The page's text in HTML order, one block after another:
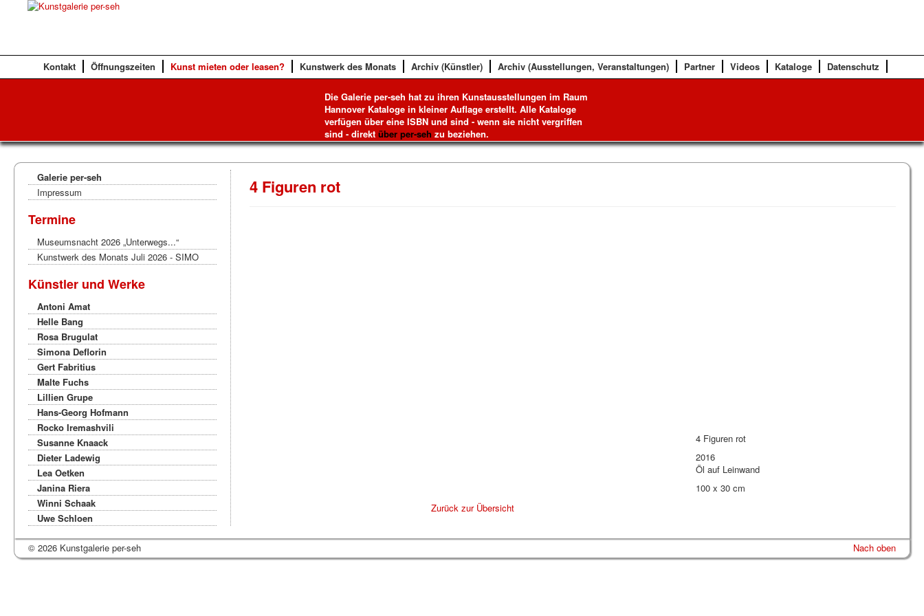
Kontakt Öffnungszeiten Kunst mieten oder leasen? Kunstwerk des Monats Archiv (Künstler) Archiv (Ausstellungen, Veranstaltungen) Partner Videos Kataloge Datenschutz
Die Galerie per-seh hat zu ihren Kunstausstellungen im Raum
Hannover Kataloge in kleiner Auflage erstellt. Alle Kataloge
verfügen über eine ISBN und sind - wenn sie nicht vergriffen
sind - direkt über per-seh zu beziehen.
Galerie per-seh
Impressum
Termine
Museumsnacht 2026 „Unterwegs...“
Kunstwerk des Monats Juli 2026 - SIMO
Künstler und Werke
Antoni Amat
Helle Bang
Rosa Brugulat
Simona Deflorin
Gert Fabritius
Malte Fuchs
Lillien Grupe
Hans-Georg Hofmann
Rocko Iremashvili
Susanne Knaack
Dieter Ladewig
Lea Oetken
Janina Riera
Winni Schaak
Uwe Schloen
4 Figuren rot
4 Figuren rot
2016
Öl auf Leinwand
100 x 30 cm
Zurück zur Übersicht
Nach oben
© 2026 Kunstgalerie per-seh